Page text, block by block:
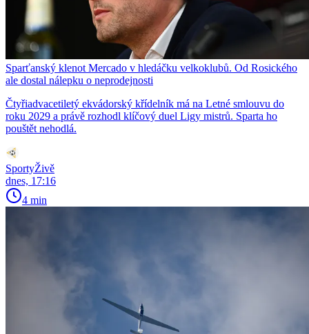
Sparťanský klenot Mercado v hledáčku velkoklubů. Od Rosického
ale dostal nálepku o neprodejnosti
Čtyřiadvacetiletý ekvádorský křídelník má na Letné smlouvu do
roku 2029 a právě rozhodl klíčový duel Ligy mistrů. Sparta ho
pouštět nehodlá.
SportyŽivě
dnes, 17:16
4 min